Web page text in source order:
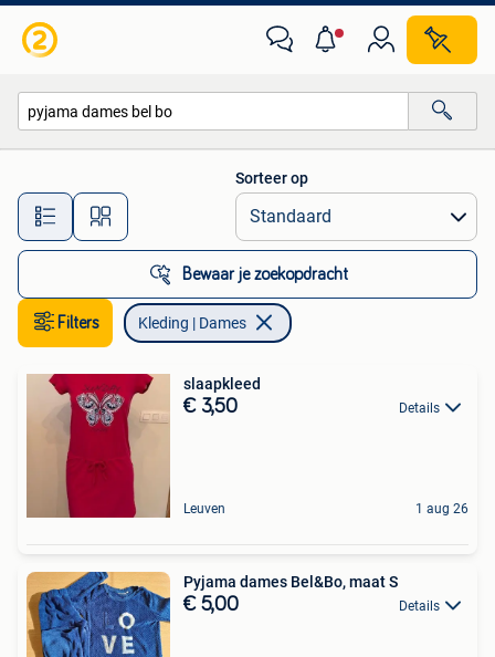
Alle afstanden…
Sorteer op
Bewaar je zoekopdracht
Filters Kleding | Dames
slaapkleed
€ 3,50 Details
Leuven 1 aug 26
Pyjama dames Bel&Bo, maat S
€ 5,00 Details